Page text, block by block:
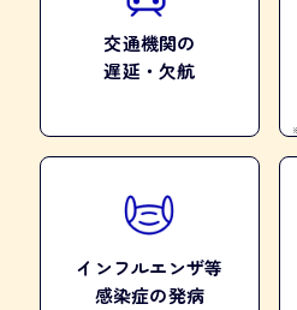
交通機関の
遅延・欠航
インフルエンザ等
感染症の発病